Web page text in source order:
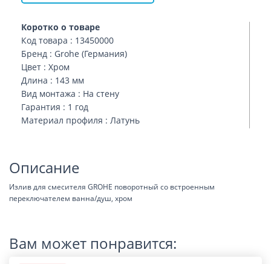
Коротко о товаре
Код товара : 13450000
Бренд : Grohe (Германия)
Цвет : Хром
Длина : 143 мм
Вид монтажа : На стену
Гарантия : 1 год
Материал профиля : Латунь
Описание
Излив для смесителя GROHE поворотный со встроенным
переключателем ванна/душ, хром
Вам может понравится: